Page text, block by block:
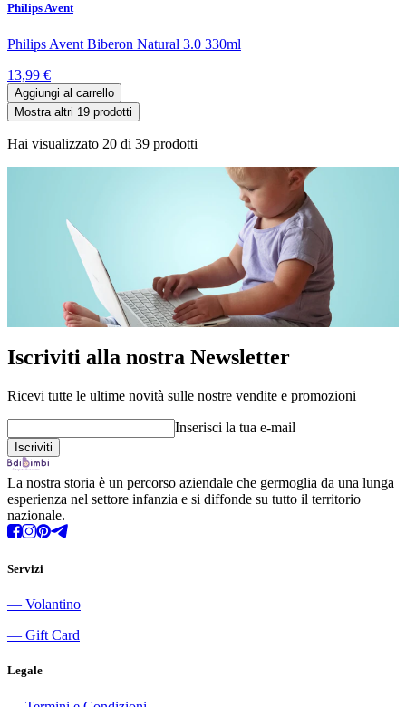
Philips Avent
Philips Avent Biberon Natural 3.0 330ml
13,99 €
Aggiungi al carrello
Mostra altri 19 prodotti
Hai visualizzato 20 di 39 prodotti
Iscriviti alla nostra Newsletter
Ricevi tutte le ultime novità sulle nostre vendite e promozioni
Inserisci la tua e-mail
La nostra storia è un percorso aziendale che germoglia da una lunga
esperienza nel settore infanzia e si diffonde su tutto il territorio
nazionale.
Servizi
― Volantino
― Gift Card
Legale